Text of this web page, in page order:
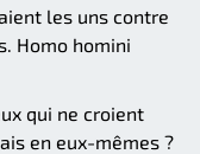
les uns contre
Homo homini
qui ne croient
en eux-mêmes ?